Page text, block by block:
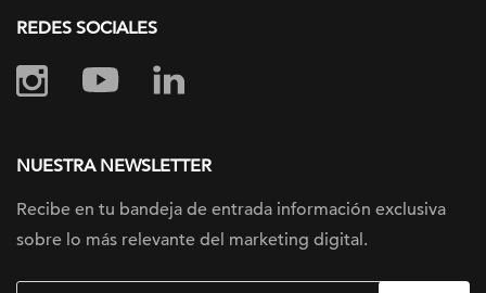
REDES SOCIALES
NUESTRA NEWSLETTER
Recibe en tu bandeja de entrada información exclusiva
sobre lo más relevante del marketing digital.